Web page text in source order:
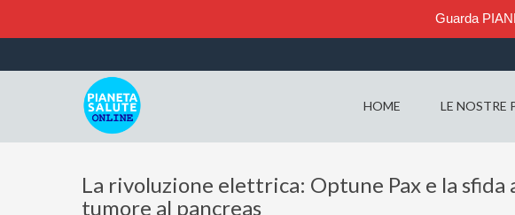
Guarda
HOME LE NOSTRE
La rivoluzione elettrica: Optune Pax e la sfida
tumore al pancreas